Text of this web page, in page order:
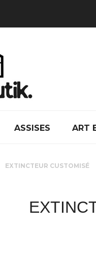
ASSISES ART
EXTINCTEUR CUSTOMISÉ